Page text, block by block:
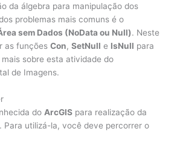
da álgebra para manipulação dos
problemas mais comuns é o
sem Dados (NoData ou Null). Neste
as funções Con, SetNull e IsNull para
sobre esta atividade do
de Imagens.
do ArcGIS para realização da
Para utilizá-la, você deve percorrer o